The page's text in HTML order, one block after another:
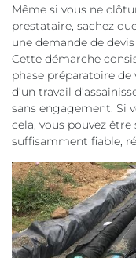
Même si vous ne
prestataire, sachez
une demande de
Cette démarche
phase préparatoire
d’un travail
sans engagement. Si
cela, vous pouvez
suffisamment fiable,